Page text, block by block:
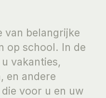
van belangrijke
op school. In de
vakanties,
en andere
voor u en uw